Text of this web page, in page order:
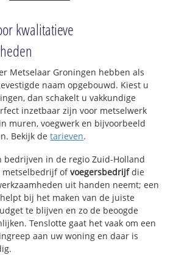
kwalitatieve
Metselaar Groningen hebben als
naam opgebouwd. Kiest u
dan schakelt u vakkundige
inzetbaar zijn voor metselwerk
muren, voegwerk en bijvoorbeeld
Bekijk detarieven.
bedrijven in de regio Zuid-Holland
metselbedrijf ofvoegersbedrijfdie
uit handen neemt; een
bij het maken van de juiste
te blijven en zo de beoogde
Tenslotte gaat het vaak om een
aan uw woning en daar is